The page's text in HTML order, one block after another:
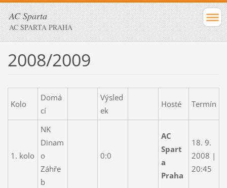
AC Sparta
AC SPARTA PRAHA
2008/2009
Kolo
Domá
cí
Výsled
ek
Hosté Termín
1. kolo
NK
Dinam
o
Záhře
b
0:0
AC
Spart
a
Praha
18. 9.
2008 |
20:45